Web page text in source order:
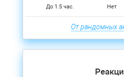
До 1.5 час. Нет
От рандомных